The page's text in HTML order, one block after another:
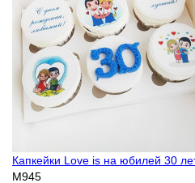
Капкейки Love is на юбилей 30
M945